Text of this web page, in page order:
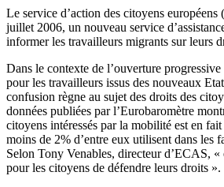
Le service d’action des citoyens européens
juillet 2006, un nouveau service
informer les travailleurs migrants sur leurs
Dans le contexte de l’ouverture progressive
pour les travailleurs issus des nouveaux
confusion règne au sujet des droits des
données publiées par l’Eurobaromètre
citoyens intéressés par la mobilité est en
moins de 2% d’entre eux utilisent dans les
Selon Tony Venables, directeur d’ECAS, «
pour les citoyens de défendre leurs droits ».